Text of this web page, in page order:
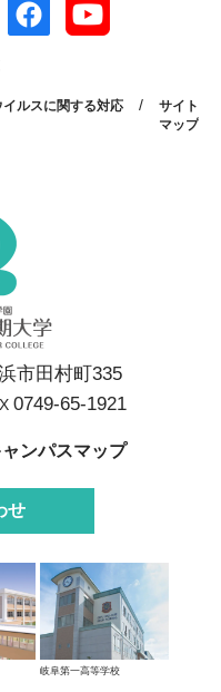
ルスに関する対応 /
サイト
マップ
市田村町335
0749-65-1921
ャンパスマップ
せ
岐阜第一高等学校